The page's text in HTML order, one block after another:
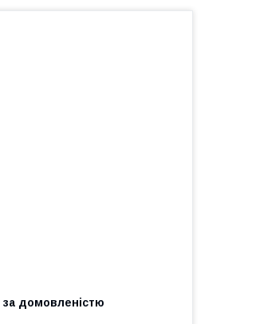
за домовленістю